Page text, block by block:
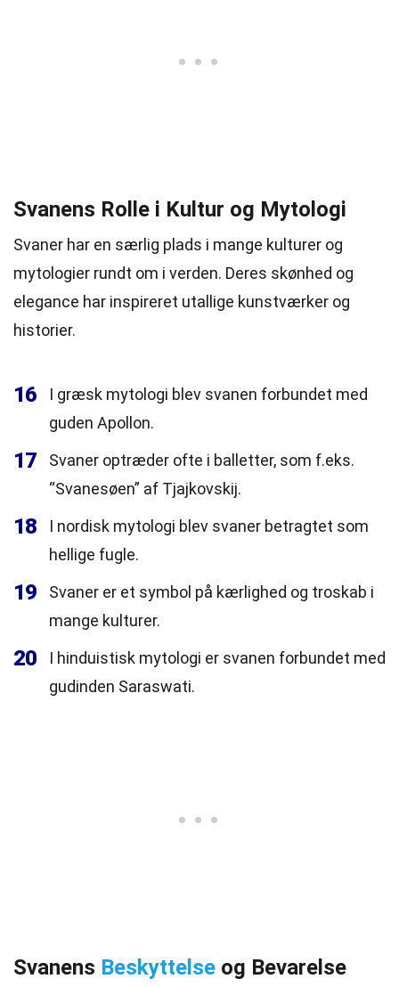
Svanens Rolle i Kultur og Mytologi
Svaner har en særlig plads i mange kulturer og
mytologier rundt om i verden. Deres skønhed og
elegance har inspireret utallige kunstværker og
historier.
16
I græsk mytologi blev svanen forbundet med
guden Apollon.
17
Svaner optræder ofte i balletter, som f.eks.
“Svanesøen” af Tjajkovskij.
18
I nordisk mytologi blev svaner betragtet som
hellige fugle.
19
Svaner er et symbol på kærlighed og troskab i
mange kulturer.
20
I hinduistisk mytologi er svanen forbundet med
gudinden Saraswati.
Svanens Beskyttelse og Bevarelse